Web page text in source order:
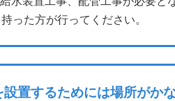
った方が行ってください。
置するためには場所がか